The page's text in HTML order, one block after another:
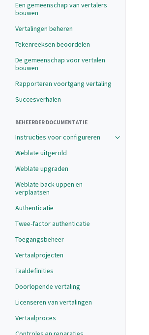
Een gemeenschap van vertalers
bouwen
Vertalingen beheren
Tekenreeksen beoordelen
De gemeenschap voor vertalen
bouwen
Rapporteren voortgang vertaling
Succesverhalen
BEHEERDER DOCUMENTATIE
Instructies voor configureren
Weblate uitgerold
Weblate upgraden
Weblate back-uppen en
verplaatsen
Authenticatie
Twee-factor authenticatie
Toegangsbeheer
Vertaalprojecten
Taaldefinities
Doorlopende vertaling
Licenseren van vertalingen
Vertaalproces